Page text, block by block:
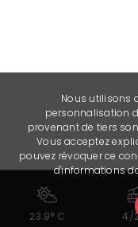
23.9° C 4/
Nous utilisons
personnalisation
provenant de tiers
Vous acceptez
pouvez révoquer ce
d'informations